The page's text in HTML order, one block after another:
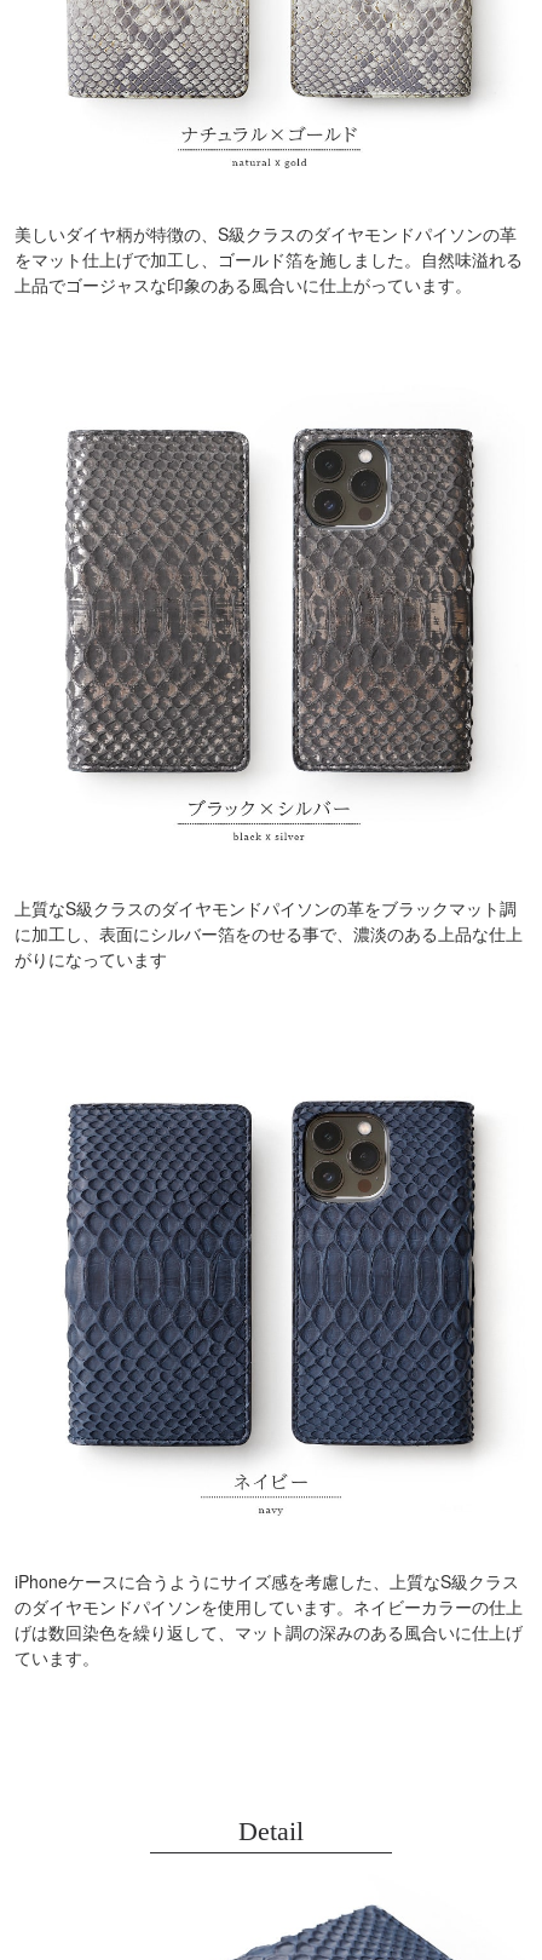
美しいダイヤ柄が特徴の、S級クラスのダイヤモンドパイソンの革
をマット仕上げで加工し、ゴールド箔を施しました。自然味溢れる
上品でゴージャスな印象のある風合いに仕上がっています。
上質なS級クラスのダイヤモンドパイソンの革をブラックマット調
に加工し、表面にシルバー箔をのせる事で、濃淡のある上品な仕上
がりになっています
iPhoneケースに合うようにサイズ感を考慮した、上質なS級クラス
のダイヤモンドパイソンを使用しています。ネイビーカラーの仕上
げは数回染色を繰り返して、マット調の深みのある風合いに仕上げ
ています。
Detail